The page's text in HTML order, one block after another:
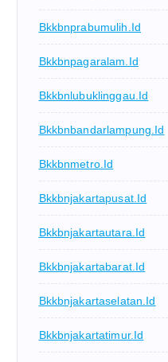
Bkkbnprabumulih.id
Bkkbnpagaralam.id
Bkkbnlubuklinggau.id
Bkkbnbandarlampung.id
Bkkbnmetro.id
Bkkbnjakartapusat.id
Bkkbnjakartautara.id
Bkkbnjakartabarat.id
Bkkbnjakartaselatan.id
Bkkbnjakartatimur.id